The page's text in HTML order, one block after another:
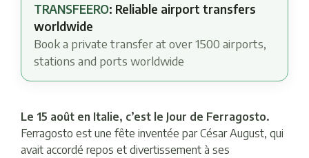
TRANSFEERO: Reliable airport transfers
worldwide
Book a private transfer at over 1500 airports,
stations and ports worldwide
Le 15 août en Italie, c’est le Jour de Ferragosto.
Ferragosto est une fête inventée par César August, qui
avait accordé repos et divertissement à ses